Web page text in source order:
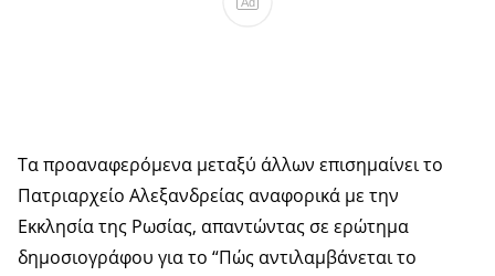
Τα προαναφερόμενα μεταξύ άλλων επισημαίνει το
Πατριαρχείο Αλεξανδρείας αναφορικά με την
Εκκλησία της Ρωσίας, απαντώντας σε ερώτημα
δημοσιογράφου για το “Πώς αντιλαμβάνεται το